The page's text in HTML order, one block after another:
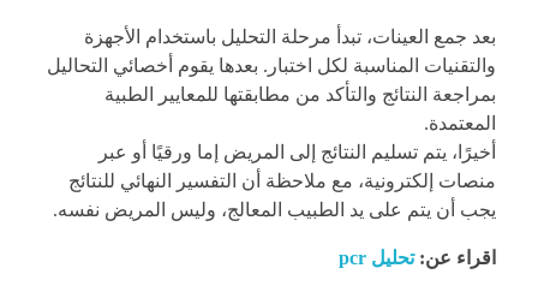
بعد جمع العينات، تبدأ مرحلة التحليل باستخدام الأجهزة
والتقنيات المناسبة لكل اختبار. بعدها يقوم أخصائي التحاليل
بمراجعة النتائج والتأكد من مطابقتها للمعايير الطبية
المعتمدة.
أخيرًا، يتم تسليم النتائج إلى المريض إما ورقيًا أو عبر
منصات إلكترونية، مع ملاحظة أن التفسير النهائي للنتائج
يجب أن يتم على يد الطبيب المعالج، وليس المريض نفسه.
اقراء عن: تحليل pcr